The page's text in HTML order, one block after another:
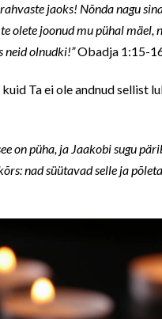
jaoks! Nõnda nagu
olete joonud mu pühal
neid olnudki!”Obadja 1:15-
Ta ei ole andnud sellist
on püha, ja Jaakobi sugu
nad süütavad selle ja